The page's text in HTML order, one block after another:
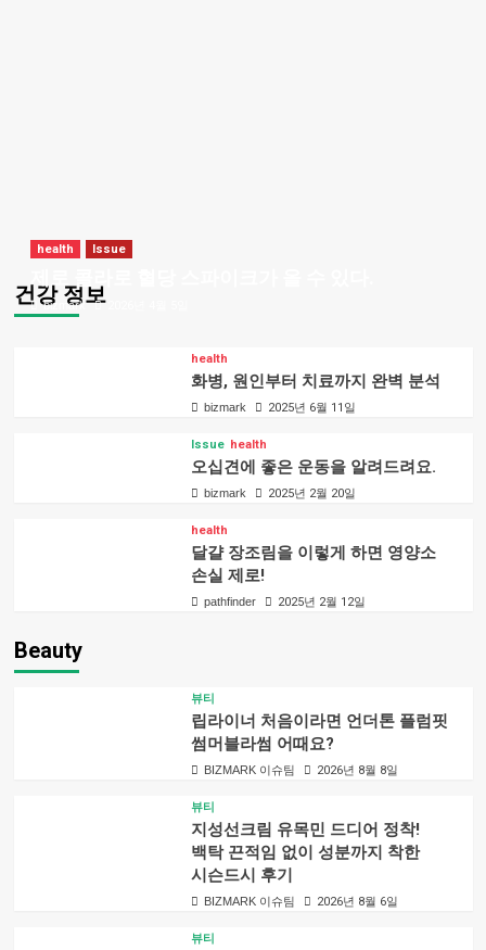
건강 정보
health Issue
bizmark
health
화병, 원인부터 치료까지 완벽 분석
bizmark 2025년 6월 11일
Issue health
오십견에 좋은 운동을 알려드려요.
bizmark 2025년 2월 20일
health
달걀 장조림을 이렇게 하면 영양소
손실 제로!
pathfinder 2025년 2월 12일
Beauty
뷰티
립라이너 처음이라면 언더톤 플럼핏
썸머블라썸 어때요?
BIZMARK 이슈팀 2026년 8월 8일
뷰티
지성선크림 유목민 드디어 정착!
백탁 끈적임 없이 성분까지 착한
시슨드시 후기
BIZMARK 이슈팀 2026년 8월 6일
뷰티